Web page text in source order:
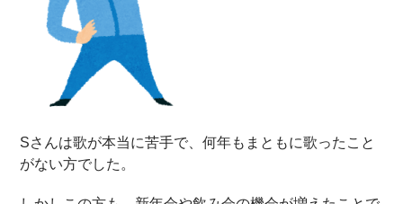
Sさんは歌が本当に苦手で、何年もまともに歌ったこと
がない方でした。